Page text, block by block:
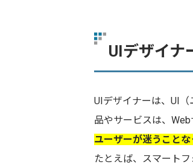
UIデザイナ
UIデザイナーは、UI
品やサービスは、
ユーザーが迷うこと
たとえば、スマート